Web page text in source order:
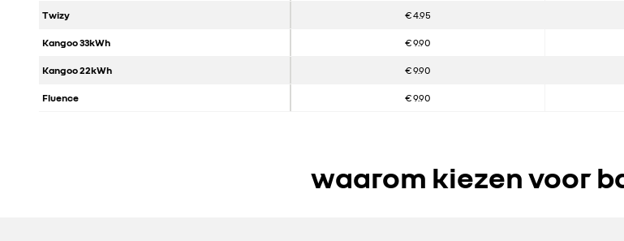
Twizy € 4.95
Kangoo 33kWh € 9.90
Kangoo 22kWh € 9.90
Fluence € 9.90
waarom kiezen voor